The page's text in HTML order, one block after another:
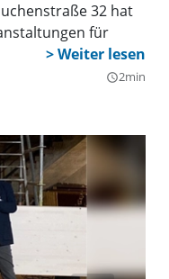
32 hat
für
query_builder2min